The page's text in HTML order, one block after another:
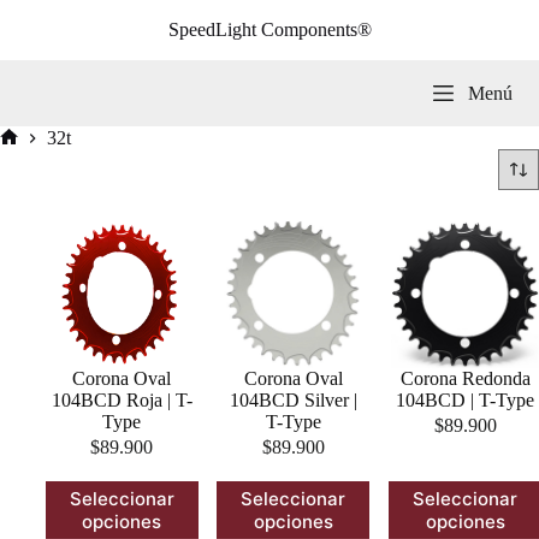
SpeedLight Components®
Menú
32t
Corona Oval
104BCD Roja | T-
Type
$89.900
Seleccionar
opciones
Este
producto
tiene
Corona Oval
104BCD Silver |
T-Type
$89.900
Seleccionar
opciones
Este
producto
tiene
Corona Redonda
104BCD | T-Type
$89.900
Seleccionar
opciones
Este
producto
tiene